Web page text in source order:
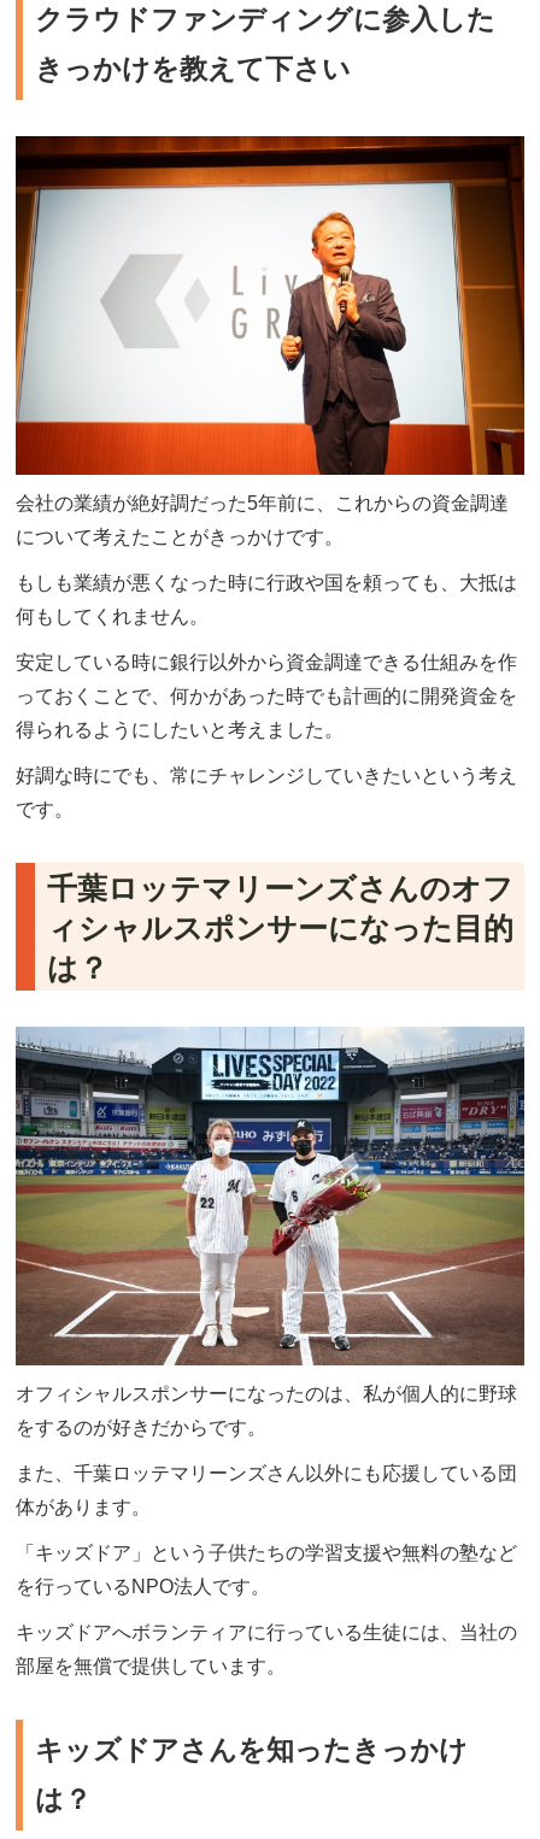
クラウドファンディングに参入した
きっかけを教えて下さい
会社の業績が絶好調だった5年前に、これからの資金調達
について考えたことがきっかけです。
もしも業績が悪くなった時に行政や国を頼っても、大抵は
何もしてくれません。
安定している時に銀行以外から資金調達できる仕組みを作
っておくことで、何かがあった時でも計画的に開発資金を
得られるようにしたいと考えました。
好調な時にでも、常にチャレンジしていきたいという考え
です。
千葉ロッテマリーンズさんのオフ
ィシャルスポンサーになった目的
は？
オフィシャルスポンサーになったのは、私が個人的に野球
をするのが好きだからです。
また、千葉ロッテマリーンズさん以外にも応援している団
体があります。
「キッズドア」という子供たちの学習支援や無料の塾など
を行っているNPO法人です。
キッズドアへボランティアに行っている生徒には、当社の
部屋を無償で提供しています。
キッズドアさんを知ったきっかけ
は？